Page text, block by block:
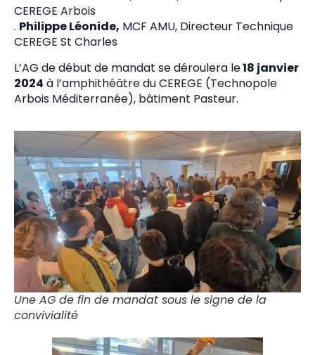
CEREGE Arbois
. Philippe Léonide, MCF AMU, Directeur Technique
CEREGE St Charles
L’AG de début de mandat se déroulera le18 janvier
2024 à l’amphithéâtre du CEREGE (Technopole
Arbois Méditerranée), bâtiment Pasteur.
Une AG de fin de mandat sous le signe de la
convivialité